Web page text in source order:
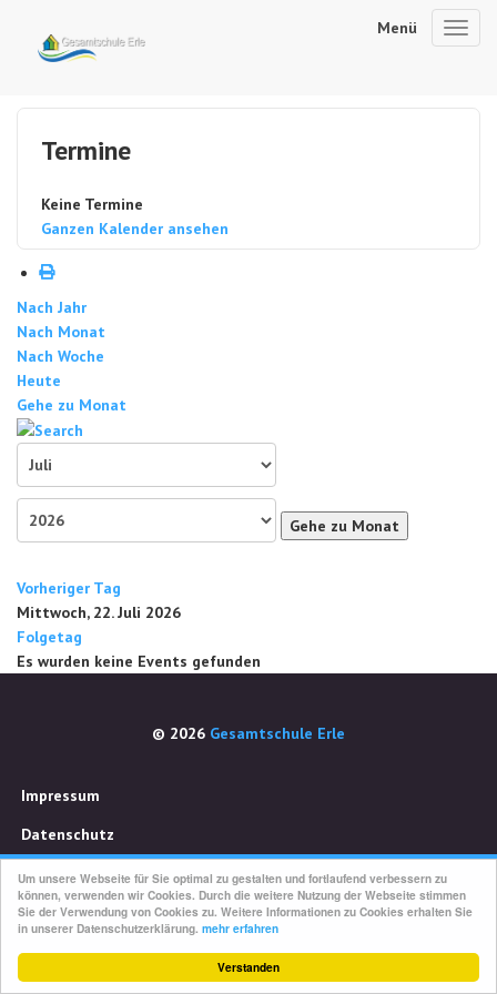
Verstanden
Um unsere Webseite für Sie optimal zu gestalten und fortlaufend verbessern zu
können, verwenden wir Cookies. Durch die weitere Nutzung der Webseite stimmen
Sie der Verwendung von Cookies zu. Weitere Informationen zu Cookies erhalten Sie
in unserer Datenschutzerklärung. mehr erfahren
Menü
Termine
Keine Termine
Ganzen Kalender ansehen
Nach Jahr
Nach Monat
Nach Woche
Heute
Gehe zu Monat
Gehe zu Monat
Vorheriger Tag
Mittwoch, 22. Juli 2026
Folgetag
Es wurden keine Events gefunden
© 2026 Gesamtschule Erle
Impressum
Datenschutz